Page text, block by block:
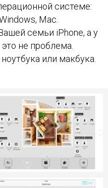
системе:
Mac.
семьи iPhone, а у
не проблема.
или макбука.